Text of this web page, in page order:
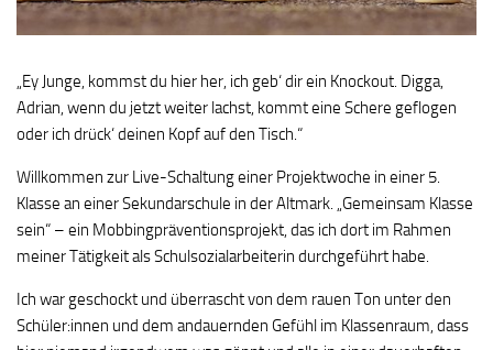
„Ey Junge, kommst du hier her, ich geb‘ dir ein Knockout. Digga,
Adrian, wenn du jetzt weiter lachst, kommt eine Schere geflogen
oder ich drück‘ deinen Kopf auf den Tisch.“
Willkommen zur Live-Schaltung einer Projektwoche in einer 5.
Klasse an einer Sekundarschule in der Altmark. „Gemeinsam Klasse
sein“ – ein Mobbingpräventionsprojekt, das ich dort im Rahmen
meiner Tätigkeit als Schulsozialarbeiterin durchgeführt habe.
Ich war geschockt und überrascht von dem rauen Ton unter den
Schüler:innen und dem andauernden Gefühl im Klassenraum, dass